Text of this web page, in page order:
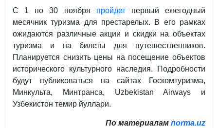
С 1 по 30 ноября пройдетпервый ежегодный
месячник туризма для престарелых. В его рамках
ожидаются различные акции и скидки на объектах
туризма и на билеты для путешественников.
Планируется снизить цены на посещение объектов
исторического культурного наследия. Подробности
будут публиковаться на сайтах Госкомтуризма,
Минкульта, Минтранса, Uzbekistan Airways и
Узбекистон темир йуллари.
По материалам norma.uz